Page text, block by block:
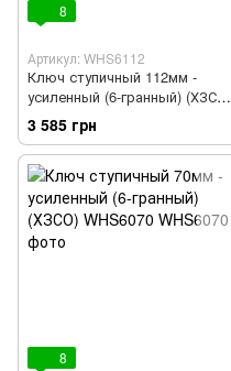
8
Артикул: WHS6112
Ключ ступичный 112мм -
усиленный (6-гранный) (ХЗСО)
WHS6112
3 585 грн
8